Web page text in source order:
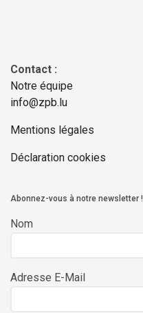
Contact :
Notre équipe
info@zpb.lu
Mentions légales
Déclaration cookies
Abonnez-vous à notre newsletter !
Nom
Adresse E-Mail